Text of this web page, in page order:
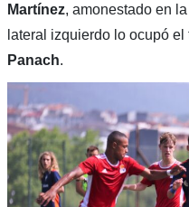
Martínez, amonestado en
lateral izquierdo lo ocupó
Panach.